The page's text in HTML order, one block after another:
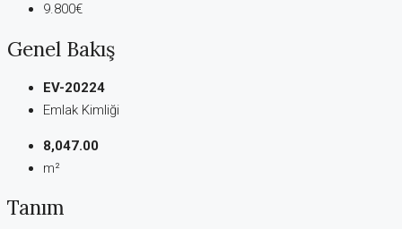
9.800€
Genel Bakış
EV-20224
Emlak Kimliği
8,047.00
m²
Tanım